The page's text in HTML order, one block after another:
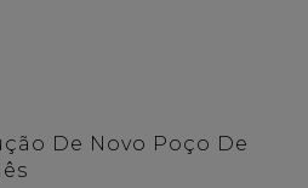
De Novo Poço De